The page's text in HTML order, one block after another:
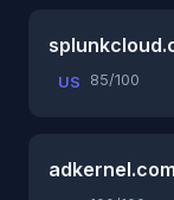
US 85/100
adkernel.com